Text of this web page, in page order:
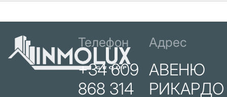
Телефон
+34 609
868 314
Адрес
АВЕНЮ
РИКАРДО